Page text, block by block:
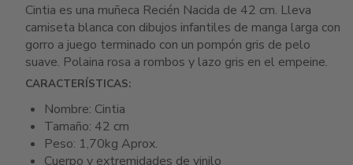
Cintia es una muñeca Recién Nacida de 42 cm. Lleva
camiseta blanca con dibujos infantiles de manga larga con
gorro a juego terminado con un pompón gris de pelo
suave. Polaina rosa a rombos y lazo gris en el empeine.
CARACTERÍSTICAS:
Nombre: Cintia
Tamaño: 42 cm
Peso: 1,70kg Aprox.
Cuerpo y extremidades de vinilo